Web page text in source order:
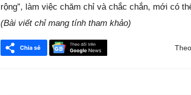
rộng”, làm việc chăm chỉ và chắc chắn, mới có
(Bài viết chỉ mang tính tham khảo)